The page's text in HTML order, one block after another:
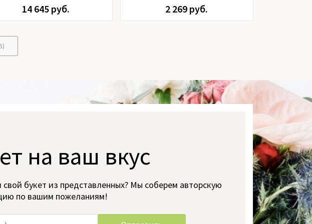
14 645 руб. 2 269 руб.
на ваш вкус
букет из представленных? Мы соберем авторскую
по вашим пожеланиям!